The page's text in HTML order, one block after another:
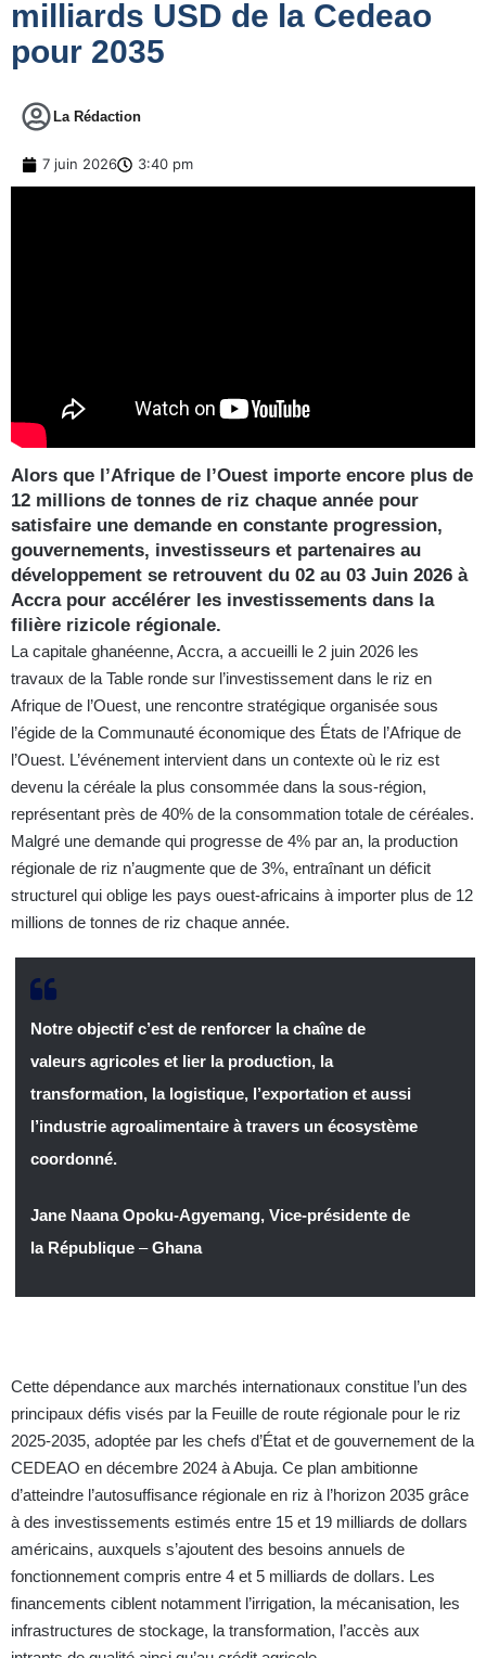
milliards USD de la Cedeao
pour 2035
La Rédaction
7 juin 2026 3:40 pm
Alors que l’Afrique de l’Ouest importe encore plus de
12 millions de tonnes de riz chaque année pour
satisfaire une demande en constante progression,
gouvernements, investisseurs et partenaires au
développement se retrouvent du 02 au 03 Juin 2026 à
Accra pour accélérer les investissements dans la
filière rizicole régionale.
La capitale ghanéenne, Accra, a accueilli le 2 juin 2026 les
travaux de la Table ronde sur l’investissement dans le riz en
Afrique de l’Ouest, une rencontre stratégique organisée sous
l’égide de la Communauté économique des États de l’Afrique de
l’Ouest. L’événement intervient dans un contexte où le riz est
devenu la céréale la plus consommée dans la sous-région,
représentant près de 40% de la consommation totale de céréales.
Malgré une demande qui progresse de 4% par an, la production
régionale de riz n’augmente que de 3%, entraînant un déficit
structurel qui oblige les pays ouest-africains à importer plus de 12
millions de tonnes de riz chaque année.
Notre objectif c’est de renforcer la chaîne de
valeurs agricoles et lier la production, la
transformation, la logistique, l’exportation et aussi
l’industrie agroalimentaire à travers un écosystème
coordonné.
Jane Naana Opoku-Agyemang, Vice-présidente de
la République–Ghana
Cette dépendance aux marchés internationaux constitue l’un des
principaux défis visés par la Feuille de route régionale pour le riz
2025-2035, adoptée par les chefs d’État et de gouvernement de la
CEDEAO en décembre 2024 à Abuja. Ce plan ambitionne
d’atteindre l’autosuffisance régionale en riz à l’horizon 2035 grâce
à des investissements estimés entre 15 et 19 milliards de dollars
américains, auxquels s’ajoutent des besoins annuels de
fonctionnement compris entre 4 et 5 milliards de dollars. Les
financements ciblent notamment l’irrigation, la mécanisation, les
infrastructures de stockage, la transformation, l’accès aux